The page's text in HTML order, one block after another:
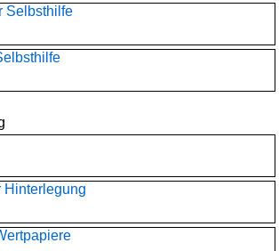
Selbsthilfe
Hinterlegung